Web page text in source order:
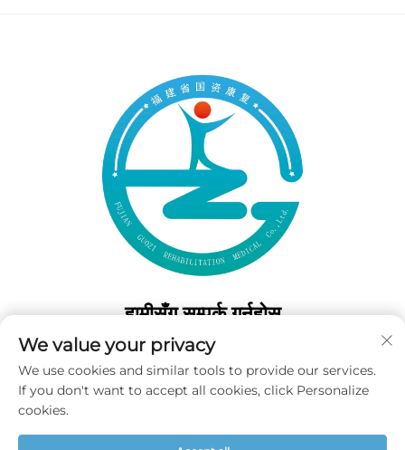
हामीसँग सम्पर्क गर्नुहोस्
Add: 50 Gaofeng दक्षिण लेन, पश्चिम गेट फुझोउ, फुजियान, चीन
टेल:+86-19859128239
इमेल: [email protected]
We value your privacy
We use cookies and similar tools to provide our services.
If you don't want to accept all cookies, click Personalize
cookies.